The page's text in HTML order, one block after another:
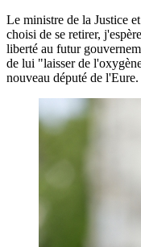
Le ministre de la Justice
choisi de se retirer,
liberté au futur
de lui "laisser de
nouveau député de l'Eure.